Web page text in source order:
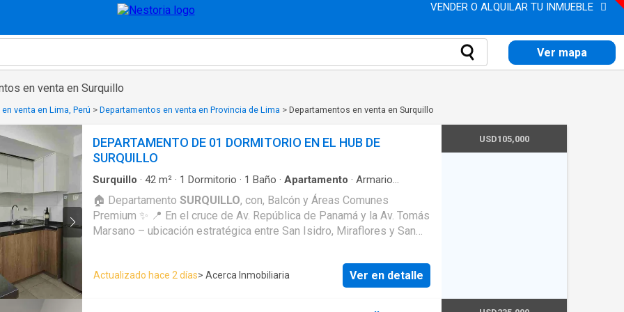
VENDER O ALQUILAR TU INMUEBLE
Ver mapa
en venta en Surquillo
venta en Lima, Perú > Departamentos en venta en Provincia de Lima > Departamentos en venta en Surquillo
DEPARTAMENTO DE 01 DORMITORIO EN EL HUB DE
SURQUILLO
Surquillo · 42 m² · 1 Dormitorio · 1 Baño · Apartamento · Armario
empotrado
·
panorámica·Terraza·Tanque de agua·Patio · Área infantil·Vigilante
Acceso para personas con discapacidad·Jardín ·Barbacoa ·Caseta de
vigilancia·Gimnasio·Ascensor·Seguridad·Piscina
🏠 Departamento SURQUILLO, con, Balcón y Áreas Comunes
Premium ✨ 📍 En el cruce de Av. República de Panamá y la Av. Tomás
Marsano – ubicación estratégica entre San Isidro, Miraflores y San
habitación amplia 🛋️ Sala comedor con balcón 🍽️ Cocina con tablero
de granito 🚿 1 baño completo 🧺 Lavandería 🔥 Gas natural 🚗
Opcional, 1 estacionamiento de 12.5 m² a US$ 10,000 🏢 Piso 12 🧹
Actualizado hace 2 días> Acerca Inmobiliaria Ver en detalle
USD105,000